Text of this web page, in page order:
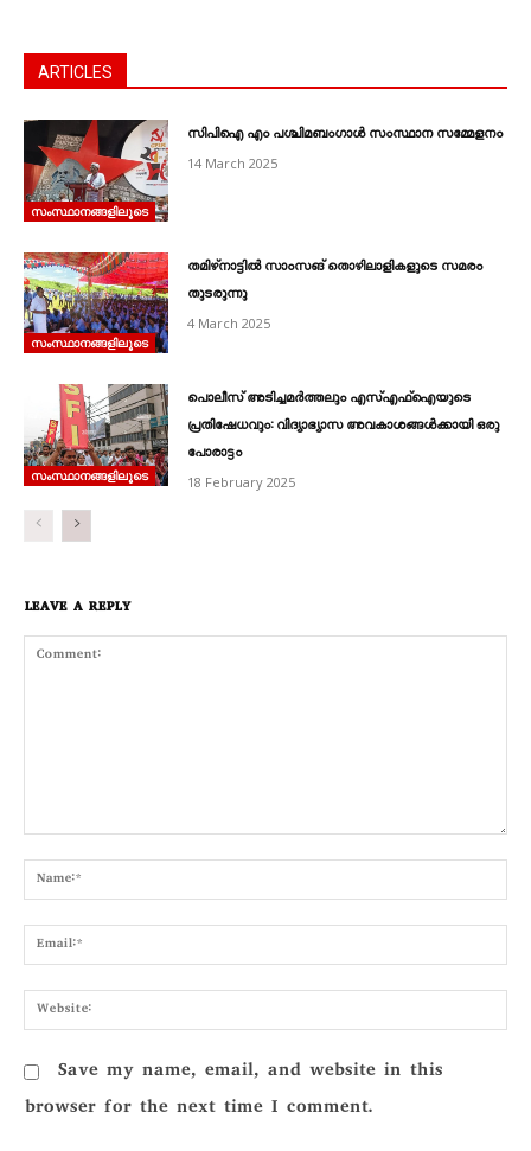
ARTICLES
സംസ്ഥാനങ്ങളിലൂടെ
സിപിഐ എം പശ്ചിമബംഗാൾ സംസ്ഥാന സമ്മേളനം
14 March 2025
സംസ്ഥാനങ്ങളിലൂടെ
തമിഴ്‌നാട്ടിൽ സാംസങ്‌ തൊഴിലാളികളുടെ സമരം
തുടരുന്നു
4 March 2025
സംസ്ഥാനങ്ങളിലൂടെ
പൊലീസ്‌ അടിച്ചമർത്തലും എസ്‌എഫ്‌ഐയുടെ
പ്രതിഷേധവും: വിദ്യാഭ്യാസ അവകാശങ്ങൾക്കായി ഒരു
പോരാട്ടം
18 February 2025
LEAVE A REPLY
Save my name, email, and website in this
browser for the next time I comment.